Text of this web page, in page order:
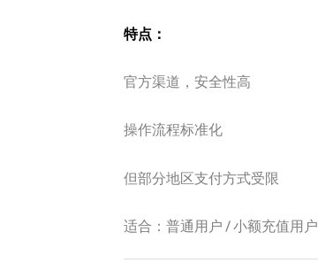
特点：
官方渠道，安全性高
操作流程标准化
但部分地区支付方式受限
适合：普通用户 / 小额充值用户